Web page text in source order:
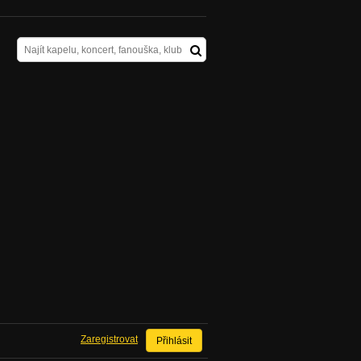
Přihlásit
Zaregistrovat